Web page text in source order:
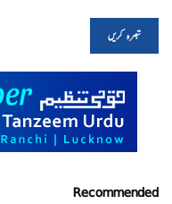
Recommended